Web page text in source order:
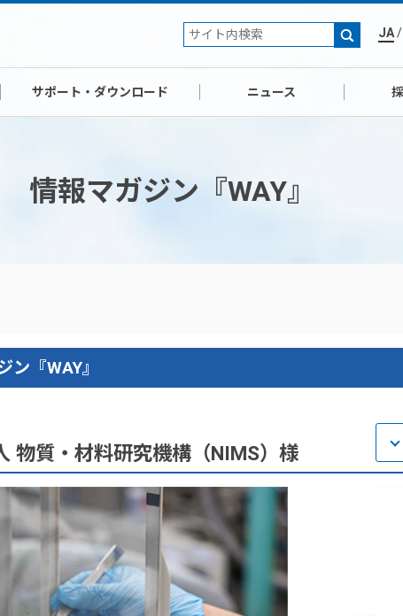
JA/
サポート・ダウンロード ニュース
情報マガジン『WAY』
『WAY』
物質・材料研究機構（NIMS）様